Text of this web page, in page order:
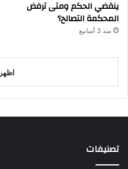
ينقضي الحكم ومتى ترفض
المحكمة التصالح؟
منذ 3 أسابيع
تصنيفات